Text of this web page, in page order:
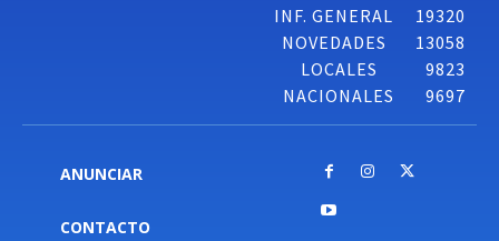
INF. GENERAL
19320
NOVEDADES
13058
LOCALES
9823
NACIONALES
9697
ANUNCIAR
CONTACTO